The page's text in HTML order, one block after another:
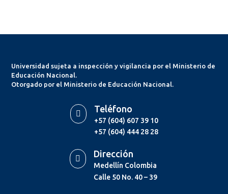
Universidad sujeta a inspección y vigilancia por el Ministerio de
Educación Nacional.
Otorgado por el Ministerio de Educación Nacional.
 Teléfono
+57 (604) 607 39 10
+57 (604) 444 28 28
 Dirección
Medellín Colombia
Calle 50 No. 40 – 39